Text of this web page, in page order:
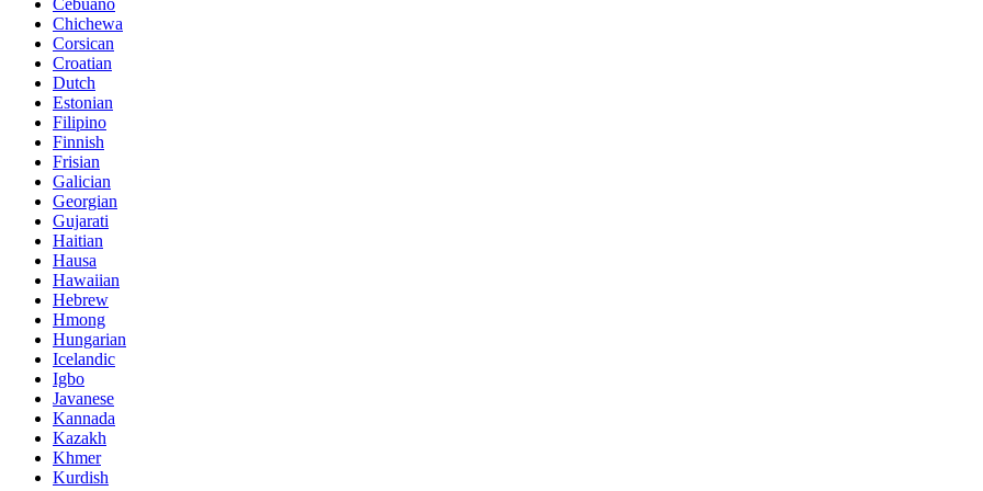
Chichewa
Corsican
Croatian
Dutch
Estonian
Filipino
Finnish
Frisian
Galician
Georgian
Gujarati
Haitian
Hausa
Hawaiian
Hebrew
Hmong
Hungarian
Icelandic
Igbo
Javanese
Kannada
Kazakh
Khmer
Kurdish